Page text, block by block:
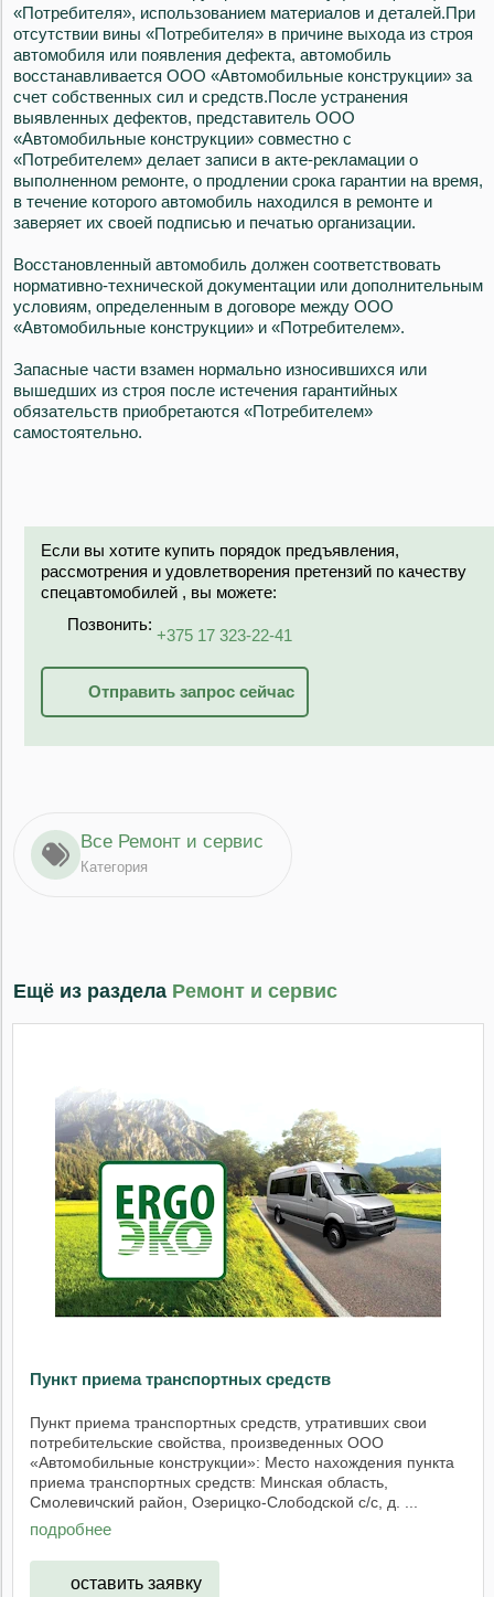
«Потребителя», использованием материалов и деталей.При
отсутствии вины «Потребителя» в причине выхода из строя
автомобиля или появления дефекта, автомобиль
восстанавливается ООО «Автомобильные конструкции» за
счет собственных сил и средств.После устранения
выявленных дефектов, представитель ООО
«Автомобильные конструкции» совместно с
«Потребителем» делает записи в акте-рекламации о
выполненном ремонте, о продлении срока гарантии на время,
в течение которого автомобиль находился в ремонте и
заверяет их своей подписью и печатью организации.
Восстановленный автомобиль должен соответствовать
нормативно-технической документации или дополнительным
условиям, определенным в договоре между ООО
«Автомобильные конструкции» и «Потребителем».
Запасные части взамен нормально износившихся или
вышедших из строя после истечения гарантийных
обязательств приобретаются «Потребителем»
самостоятельно.
Если вы хотите купить порядок предъявления,
рассмотрения и удовлетворения претензий по качеству
спецавтомобилей , вы можете:
Позвонить:
+375 17 323-22-41
Отправить запрос сейчас
Все Ремонт и сервис
Категория
Ещё из раздела Ремонт и сервис
Пункт приема транспортных средств
Пункт приема транспортных средств, утративших свои
потребительские свойства, произведенных ООО
«Автомобильные конструкции»: Место нахождения пункта
приема транспортных средств: Минская область,
Смолевичский район, Озерицко-Слободской с/с, д. ...
подробнее
оставить заявку